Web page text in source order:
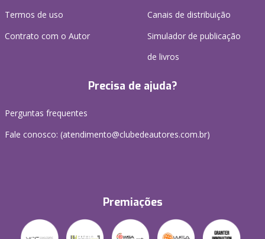
Termos de uso
Contrato com o Autor
Canais de distribuição
Simulador de publicação
de livros
Precisa de ajuda?
Perguntas frequentes
Fale conosco: (atendimento@clubedeautores.com.br)
Premiações